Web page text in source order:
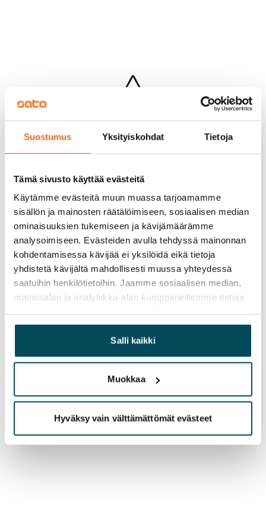
Suostumus Yksityiskohdat Tietoja
Tämä sivusto käyttää evästeitä
Käytämme evästeitä muun muassa tarjoamamme
sisällön ja mainosten räätälöimiseen, sosiaalisen median
ominaisuuksien tukemiseen ja kävijämäärämme
analysoimiseen. Evästeiden avulla tehdyssä mainonnan
kohdentamisessa kävijää ei yksilöidä eikä tietoja
yhdistetä kävijältä mahdollisesti muussa yhteydessä
saatuihin henkilötietoihin. Jaamme sosiaalisen median,
mainosalan ja analytiikka-alan kumppaneillemme tietoja
yhdistää näitä tietoja muihin tietoihin, joita olet antanut
heille tai joita on kerätty, kun olet käyttänyt heidän
palvelujaan.
Salli kaikki
Muokkaa
Hyväksy vain välttämättömät evästeet
Hups...
Jotakin meni pieleen sivun lataamisessa